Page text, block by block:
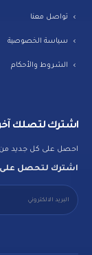
تواصل معنا
سياسة الخصوصية
الشروط والأحكام
اشترك لتصلك
احصل على كل جديد من
اشترك لتحصل على